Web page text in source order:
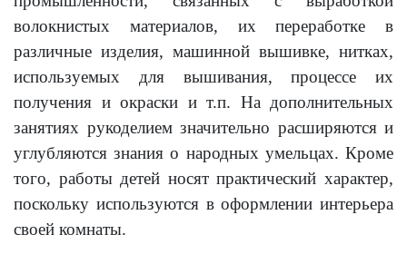
волокнистых материалов, их переработке в
различные изделия, машинной вышивке, нитках,
используемых для вышивания, процессе их
получения и окраски и т.п. На дополнительных
занятиях рукоделием значительно расширяются и
углубляются знания о народных умельцах. Кроме
того, работы детей носят практический характер,
поскольку используются в оформлении интерьера
своей комнаты.